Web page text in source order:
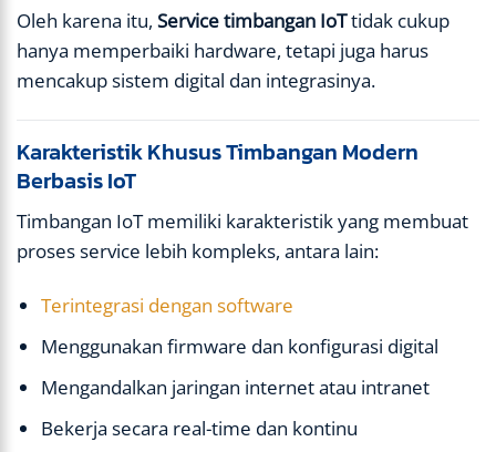
Oleh karena itu, Service timbangan IoTtidak cukup
hanya memperbaiki hardware, tetapi juga harus
mencakup sistem digital dan integrasinya.
Karakteristik Khusus Timbangan Modern
Berbasis IoT
Timbangan IoT memiliki karakteristik yang membuat
proses service lebih kompleks, antara lain:
Terintegrasi dengan software
Menggunakan firmware dan konfigurasi digital
Mengandalkan jaringan internet atau intranet
Bekerja secara real-time dan kontinu